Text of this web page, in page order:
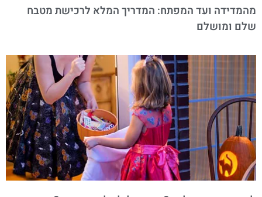
מהמדידה ועד המפתח: המדריך המלא לרכישת מטבח
שלם ומושלם